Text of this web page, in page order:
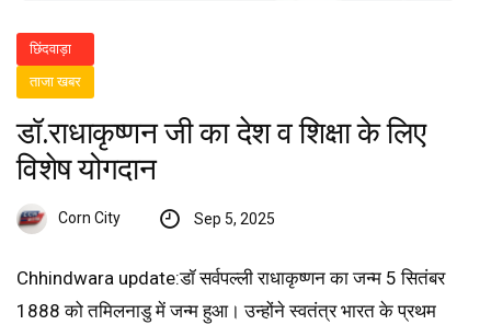
छिंदवाड़ा
ताजा खबर
डॉ.राधाकृष्णन जी का देश व शिक्षा के लिए
विशेष योगदान
Corn City Sep 5, 2025
Chhindwara update:डॉ सर्वपल्ली राधाकृष्णन का जन्म 5 सितंबर
1888 को तमिलनाडु में जन्म हुआ। उन्होंने स्वतंत्र भारत के प्रथम